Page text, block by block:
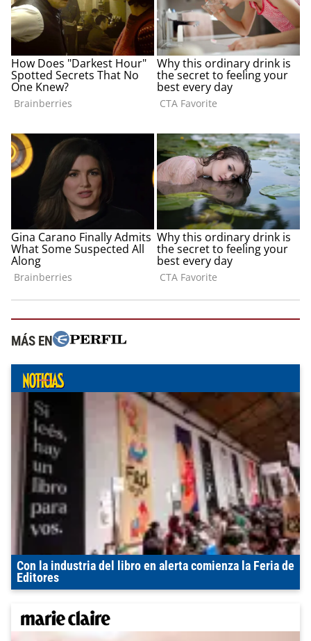
MÁS EN
Con la industria del libro en alerta comienza la Feria de
Editores